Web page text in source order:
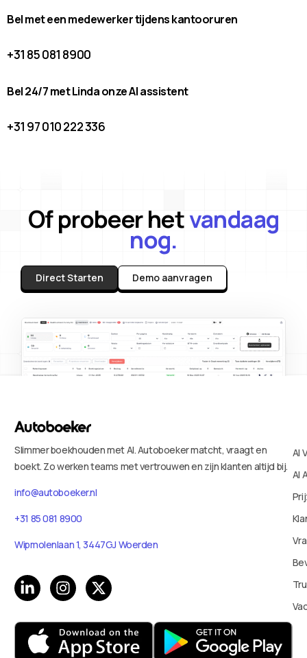
Bel met een medewerker tijdens kantooruren
+31 85 081 8900
Bel 24/7 met Linda onze AI assistent
+31 97 010 222 336
Of probeer hetvandaag
nog.
Direct Starten Demo aanvragen
Slimmer boekhouden met AI. Autoboeker matcht, vraagt en
boekt. Zo werken teams met vertrouwen en zijn klanten altijd bij.
info@autoboeker.nl
+31 85 081 8900
Wipmolenlaan 1, 3447GJ Woerden
AI
AI